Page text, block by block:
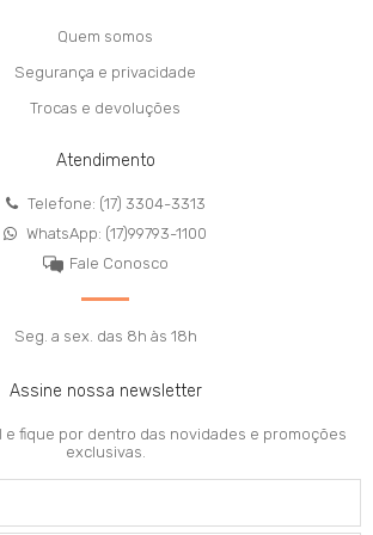
Quem somos
Segurança e privacidade
Trocas e devoluções
Atendimento
Telefone: (17) 3304-3313
WhatsApp: (17)99793-1100
Fale Conosco
Seg. a sex. das 8h às 18h
Assine nossa newsletter
e fique por dentro das novidades e promoções
exclusivas.